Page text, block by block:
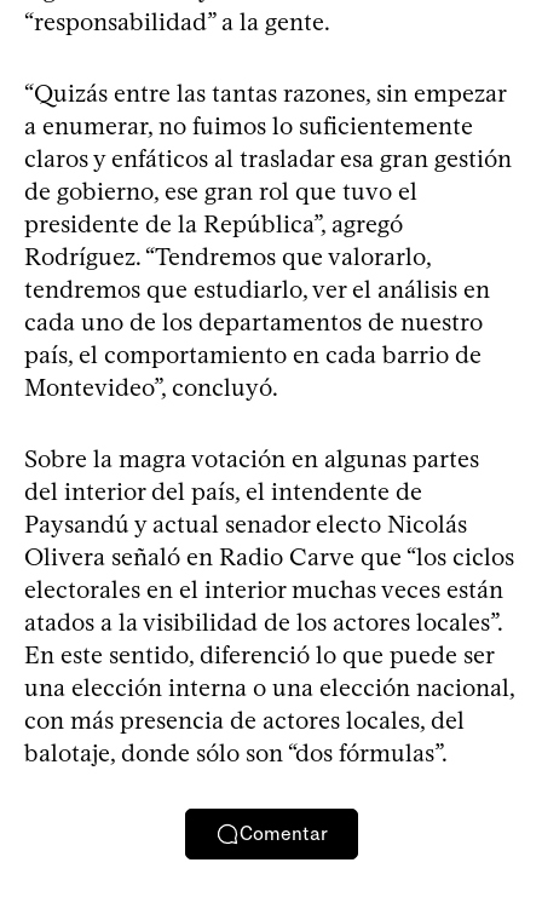
“responsabilidad” a la gente.
“Quizás entre las tantas razones, sin empezar
a enumerar, no fuimos lo suficientemente
claros y enfáticos al trasladar esa gran gestión
de gobierno, ese gran rol que tuvo el
presidente de la República”, agregó
Rodríguez. “Tendremos que valorarlo,
tendremos que estudiarlo, ver el análisis en
cada uno de los departamentos de nuestro
país, el comportamiento en cada barrio de
Montevideo”, concluyó.
Sobre la magra votación en algunas partes
del interior del país, el intendente de
Paysandú y actual senador electo Nicolás
Olivera señaló en Radio Carve que “los ciclos
electorales en el interior muchas veces están
atados a la visibilidad de los actores locales”.
En este sentido, diferenció lo que puede ser
una elección interna o una elección nacional,
con más presencia de actores locales, del
balotaje, donde sólo son “dos fórmulas”.
Comentar